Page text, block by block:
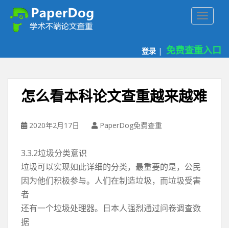
登录 | 免费查重入口
怎么看本科论文查重越来越难
2020年2月17日 PaperDog免费查重
3.3.2垃圾分类意识
垃圾可以实现如此详细的分类，最重要的是，公民
因为他们积极参与。人们在制造垃圾，而垃圾受害
者
还有一个垃圾处理器。日本人强烈通过问卷调查数
据